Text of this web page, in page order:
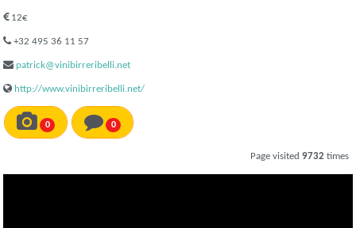
12€
+32 495 36 11 57
patrick@vinibirreribelli.net
http://www.vinibirreribelli.net/
0 0
Page visited 9732 times